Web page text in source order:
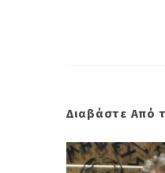
Διαβάστε Από